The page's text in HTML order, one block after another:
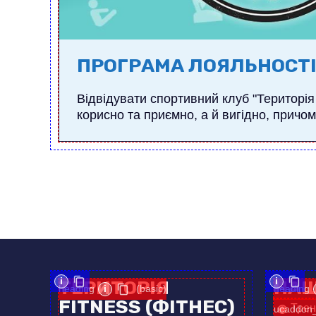
ПРОГРАМА ЛОЯЛЬНОСТІ
Відвідувати спортивний клуб
корисно та приємно, а й вигідно,
ТЕРИТОРІЯ
FITNESS (ФІТНЕС)
heading i (basic)
i
heading
i